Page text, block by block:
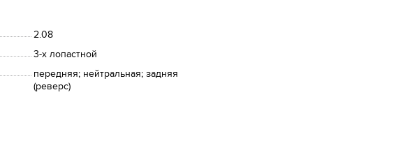
2.08
3-х лопастной
передняя; нейтральная; задняя
(реверс)